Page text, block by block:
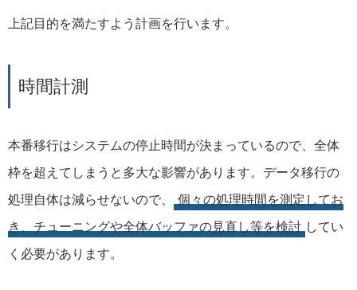
上記目的を満たすよう計画を行います。
時間計測
本番移行はシステムの停止時間が決まっているので、全体
枠を超えてしまうと多大な影響があります。データ移行の
処理自体は減らせないので、
個々の処理時間を測定してお
き、チューニングや全体バッファの見直し等を検討 してい
く必要があります。